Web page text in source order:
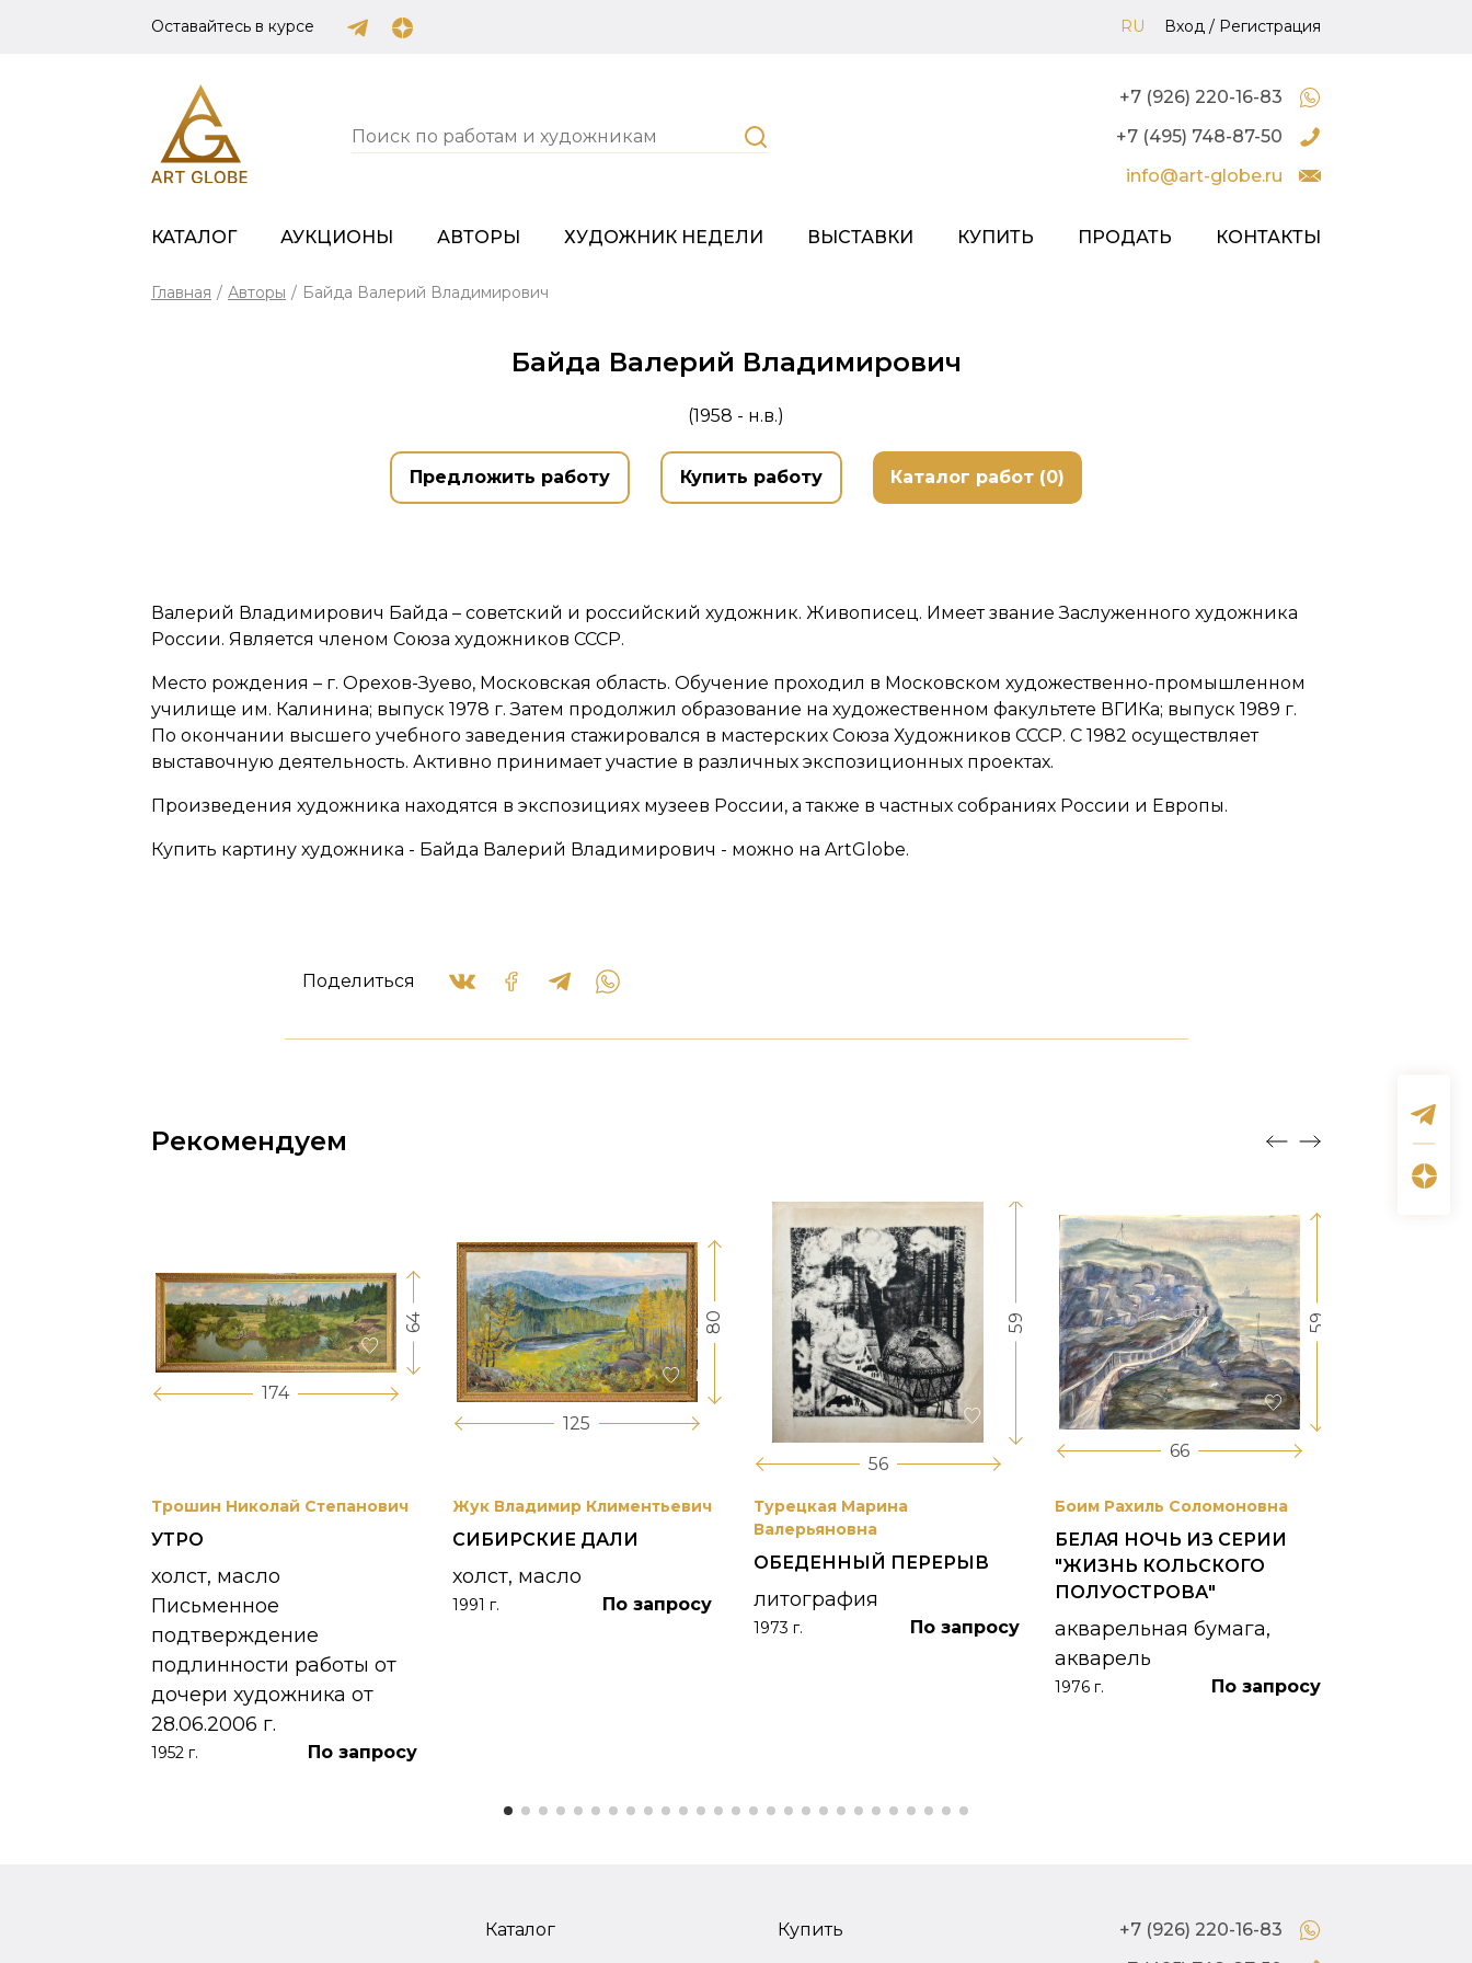
Оставайтесь в курсе RU Вход / Регистрация
+7 (926) 220-16-83
+7 (495) 748-87-50
info@art-globe.ru
КАТАЛОГ АУКЦИОНЫ АВТОРЫ ХУДОЖНИК НЕДЕЛИ ВЫСТАВКИ КУПИТЬ ПРОДАТЬ КОНТАКТЫ
Главная / Авторы / Байда Валерий Владимирович
Байда Валерий Владимирович
(1958 - н.в.)
Предложить работу Купить работу Каталог работ (0)
Валерий Владимирович Байда – советский и российский художник. Живописец. Имеет звание Заслуженного художника
России. Является членом Союза художников СССР.
Место рождения – г. Орехов-Зуево, Московская область. Обучение проходил в Московском художественно-промышленном
училище им. Калинина; выпуск 1978 г. Затем продолжил образование на художественном факультете ВГИКа; выпуск 1989 г.
По окончании высшего учебного заведения стажировался в мастерских Союза Художников СССР. С 1982 осуществляет
выставочную деятельность. Активно принимает участие в различных экспозиционных проектах.
Произведения художника находятся в экспозициях музеев России, а также в частных собраниях России и Европы.
Купить картину художника - Байда Валерий Владимирович - можно на ArtGlobe.
Поделиться
Рекомендуем
174
64
Трошин Николай Степанович
УТРО
холст, масло
Письменное
подтверждение
подлинности работы от
дочери художника от
28.06.2006 г.
1952 г. По запросу
125
80
Жук Владимир Климентьевич
СИБИРСКИЕ ДАЛИ
холст, масло
1991 г. По запросу
56
59
Турецкая Марина
Валерьяновна
ОБЕДЕННЫЙ ПЕРЕРЫВ
литография
1973 г. По запросу
66
59
Боим Рахиль Соломоновна
БЕЛАЯ НОЧЬ ИЗ СЕРИИ
"ЖИЗНЬ КОЛЬСКОГО
ПОЛУОСТРОВА"
акварельная бумага,
акварель
1976 г. По запросу
Каталог Купить
+7 (926) 220-16-83